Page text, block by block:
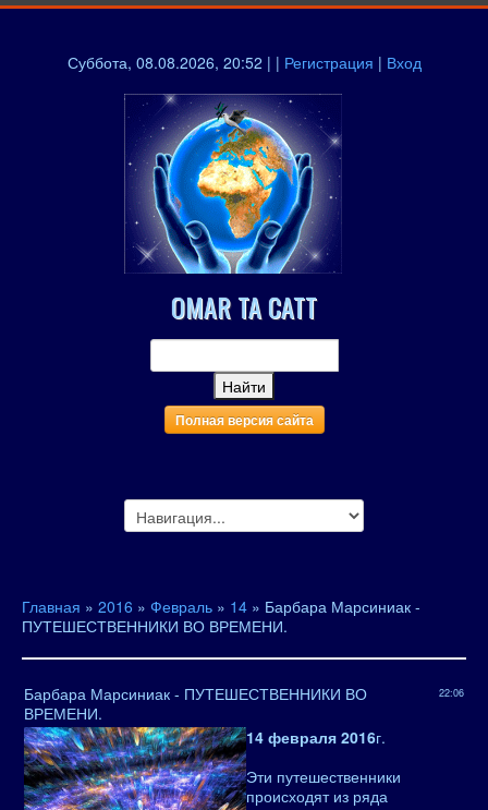
Суббота, 08.08.2026, 20:52 | | Регистрация | Вход
OMAR TA CATT
Полная версия сайта
Главная » 2016 » Февраль » 14 » Барбара Марсиниак -
ПУТЕШЕСТВЕННИКИ ВО ВРЕМЕНИ.
22:06
Барбара Марсиниак - ПУТЕШЕСТВЕННИКИ ВО
ВРЕМЕНИ.
14 февраля 2016г.
Эти путешественники
происходят из ряда